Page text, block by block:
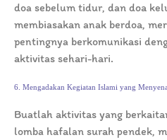
doa sebelum tidur, dan doa
membiasakan anak berdoa,
pentingnya berkomunikasi
aktivitas sehari-hari.
6. Mengadakan Kegiatan Islami yang
Buatlah aktivitas yang
lomba hafalan surah pendek,